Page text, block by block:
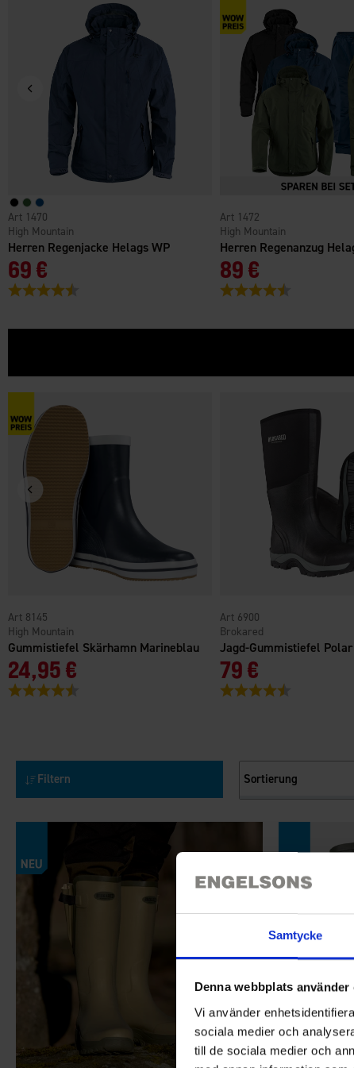
Samtycke
Denna webbplats använder
Vi använder
sociala medier och
till de sociala medier och
Herren Regenjacke Helags WP
High Mountain
1470
69 €
Bewertung:
Herren Regenanzug
High Mountain
1472
89 €
Bewertung:
Gummistiefel Skärhamn Marineblau
High Mountain
8145
24,95 €
Bewertung:
Jagd-Gummistiefel Polar
Brokared
6900
79 €
Bewertung:
Filtern Sortierung